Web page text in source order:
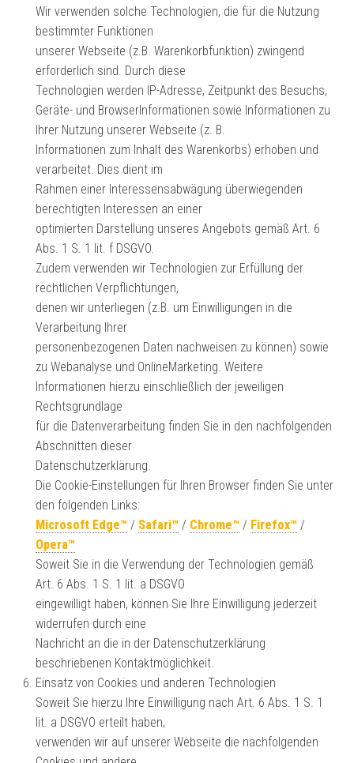
Wir verwenden solche Technologien, die für die Nutzung
bestimmter Funktionen
unserer Webseite (z.B. Warenkorbfunktion) zwingend
erforderlich sind. Durch diese
Technologien werden IP-Adresse, Zeitpunkt des Besuchs,
Geräte- und BrowserInformationen sowie Informationen zu
Ihrer Nutzung unserer Webseite (z. B.
Informationen zum Inhalt des Warenkorbs) erhoben und
verarbeitet. Dies dient im
Rahmen einer Interessensabwägung überwiegenden
berechtigten Interessen an einer
optimierten Darstellung unseres Angebots gemäß Art. 6
Abs. 1 S. 1 lit. f DSGVO.
Zudem verwenden wir Technologien zur Erfüllung der
rechtlichen Verpflichtungen,
denen wir unterliegen (z.B. um Einwilligungen in die
Verarbeitung Ihrer
personenbezogenen Daten nachweisen zu können) sowie
zu Webanalyse und OnlineMarketing. Weitere
Informationen hierzu einschließlich der jeweiligen
Rechtsgrundlage
für die Datenverarbeitung finden Sie in den nachfolgenden
Abschnitten dieser
Datenschutzerklärung.
Die Cookie-Einstellungen für Ihren Browser finden Sie unter
den folgenden Links:
Microsoft Edge™ / Safari™ / Chrome™ / Firefox™ /
Opera™
Soweit Sie in die Verwendung der Technologien gemäß
Art. 6 Abs. 1 S. 1 lit. a DSGVO
eingewilligt haben, können Sie Ihre Einwilligung jederzeit
widerrufen durch eine
Nachricht an die in der Datenschutzerklärung
beschriebenen Kontaktmöglichkeit.
Einsatz von Cookies und anderen Technologien
Soweit Sie hierzu Ihre Einwilligung nach Art. 6 Abs. 1 S. 1
lit. a DSGVO erteilt haben,
verwenden wir auf unserer Webseite die nachfolgenden